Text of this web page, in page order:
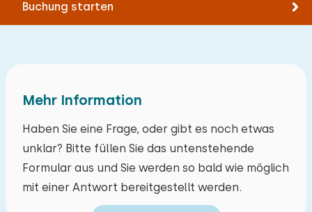
Buchung starten
Mehr Information
Haben Sie eine Frage, oder gibt es noch etwas
unklar? Bitte füllen Sie das untenstehende
Formular aus und Sie werden so bald wie möglich
mit einer Antwort bereitgestellt werden.